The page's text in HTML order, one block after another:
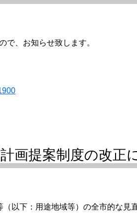
で、お知らせ致します。
画提案制度の改正
以下：用途地域等）の全市的な